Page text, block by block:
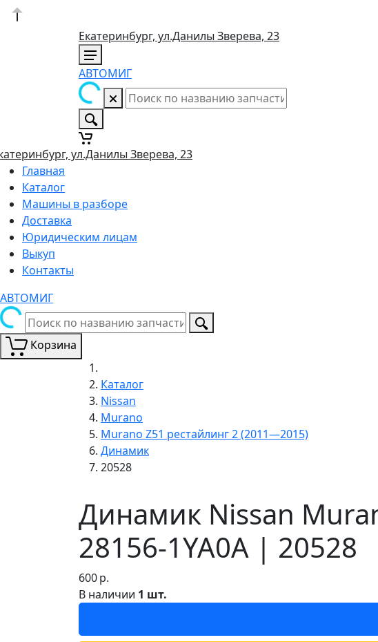
Екатеринбург, ул.Данилы Зверева, 23
АВТОМИГ
ул.Данилы Зверева, 23
Главная
Каталог
Машины в разборе
Доставка
Юридическим лицам
Выкуп
Контакты
АВТОМИГ
Корзина
Каталог
Nissan
Murano
Murano Z51 рестайлинг 2 (2011—2015)
Динамик
20528
Динамик Nissan
28156-1YA0A | 20528
600р.
В наличии 1 шт.